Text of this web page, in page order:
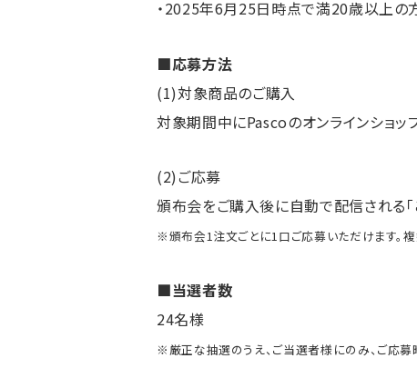
・2025年6月25日時点で満20歳以上の
■応募方法
(1)対象商品のご購入
対象期間中にPascoのオンラインショッ
(2)ご応募
頒布会をご購入後に自動で配信される「
※頒布会1注文ごとに1口ご応募いただけます。複
■当選者数
24名様
※厳正な抽選のうえ、ご当選者様にのみ、ご応募